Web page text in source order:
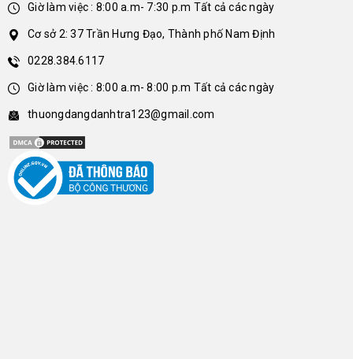
Giờ làm việc : 8:00 a.m- 7:30 p.m Tất cả các ngày
Cơ sở 2: 37 Trần Hưng Đạo, Thành phố Nam Định
0228.384.6117
Giờ làm việc : 8:00 a.m- 8:00 p.m Tất cả các ngày
thuongdangdanhtra123@gmail.com